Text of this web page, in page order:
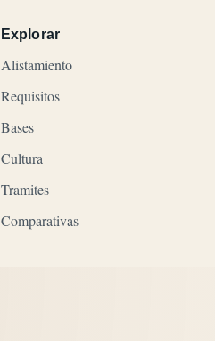
Explorar
Alistamiento
Requisitos
Bases
Cultura
Tramites
Comparativas